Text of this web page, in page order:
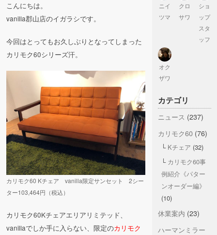
こんにちは。
vanilla郡山店のイガラシです。
今回はとってもお久しぶりとなってしまった
カリモク60シリーズ汗。
カリモク60 Kチェア vanilla限定サンセット 2シー
ター103,464円（税込）
カリモク60Kチェアエリアリミテッド、
vanillaでしか手に入らない、限定のカリモク
ニイ
ツマ
クロ
サワ
ショ
ップ
スタ
ッフ
オク
ザワ
カテゴリ
ニュース (237)
カリモク60(76)
Kチェア (32)
カリモク60事
例紹介《パター
ンオーダー編》
(10)
休業案内 (23)
ハーマンミラー